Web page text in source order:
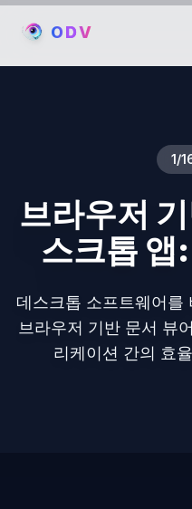
ODV
1/
브라우저
스크톱 앱
데스크톱 소프트웨어를
브라우저 기반 문서 뷰
리케이션 간의 효